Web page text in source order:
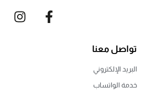
تواصل معنا
البريد الإلكتروني
خدمة الواتساب